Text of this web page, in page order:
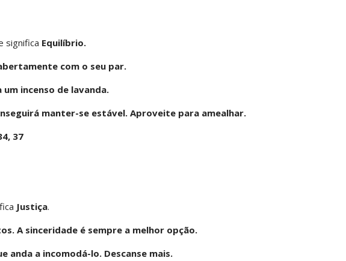
significa Equilíbrio.
com o seu par.
um incenso de lavanda.
manter-se estável. Aproveite para amealhar.
37
Justiça.
A sinceridade é sempre a melhor opção.
anda a incomodá-lo. Descanse mais.